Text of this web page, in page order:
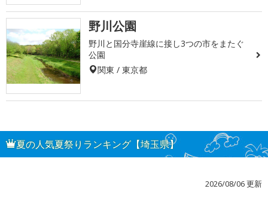
野川公園
野川と国分寺崖線に接し3つの市をまたぐ
公園
関東 / 東京都
夏の人気夏祭りランキング【埼玉県】
2026/08/06 更新